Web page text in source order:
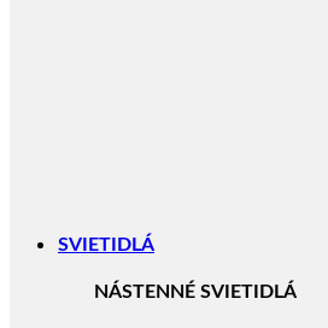
SVIETIDLÁ
NÁSTENNÉ SVIETIDLÁ